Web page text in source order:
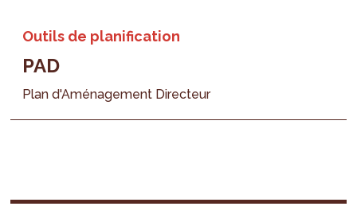
Outils de planification
PAD
Plan d'Aménagement Directeur